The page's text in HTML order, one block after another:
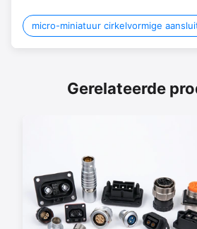
micro-miniatuur cirkelvormige
Gerelateerde